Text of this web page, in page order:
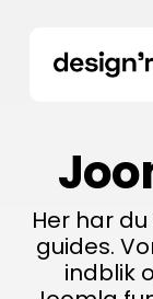
Her har
guides.
indblik